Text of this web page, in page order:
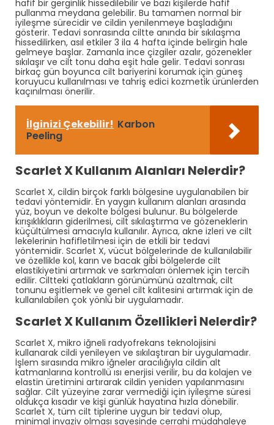
hafif bir gerginlik hissedilebilir ve bazı kişilerde hafif
pullanma meydana gelebilir. Bu tamamen normal bir
iyileşme sürecidir ve cildin yenilenmeye başladığını
gösterir. Tedavi sonrasında ciltte anında bir sıkılaşma
hissedilirken, asıl etkiler 3 ila 4 hafta içinde belirgin hale
gelmeye başlar. Zamanla ince çizgiler azalır, gözenekler
sıkılaşır ve cilt tonu daha eşit hale gelir. Tedavi sonrası
birkaç gün boyunca cilt bariyerini korumak için güneş
koruyucu kullanılması ve tahriş edici kozmetik ürünlerden
kaçınılması önerilir.
İlginizi Çekebilir! Karbon
Peeling
Scarlet X Kullanım Alanları Nelerdir?
Scarlet X, cildin birçok farklı bölgesine uygulanabilen bir
tedavi yöntemidir. En yaygın kullanım alanları arasında
yüz, boyun ve dekolte bölgesi bulunur. Bu bölgelerde
kırışıklıkların giderilmesi, cilt sıkılaştırma ve gözeneklerin
küçültülmesi amacıyla kullanılır. Ayrıca, akne izleri ve cilt
lekelerinin hafifletilmesi için de etkili bir tedavi
yöntemidir. Scarlet X, vücut bölgelerinde de kullanılabilir
ve özellikle kol, karın ve bacak gibi bölgelerde cilt
elastikiyetini artırmak ve sarkmaları önlemek için tercih
edilir. Ciltteki çatlakların görünümünü azaltmak, cilt
tonunu eşitlemek ve genel cilt kalitesini artırmak için de
kullanılabilen çok yönlü bir uygulamadır.
Scarlet X Kullanım Özellikleri Nelerdir?
Scarlet X, mikro iğneli radyofrekans teknolojisini
kullanarak cildi yenileyen ve sıkılaştıran bir uygulamadır.
İşlem sırasında mikro iğneler aracılığıyla cildin alt
katmanlarına kontrollü ısı enerjisi verilir, bu da kolajen ve
elastin üretimini artırarak cildin yeniden yapılanmasını
sağlar. Cilt yüzeyine zarar vermediği için iyileşme süresi
oldukça kısadır ve kişi günlük hayatına hızla dönebilir.
Scarlet X, tüm cilt tiplerine uygun bir tedavi olup,
minimal invaziv olması sayesinde cerrahi müdahaleye